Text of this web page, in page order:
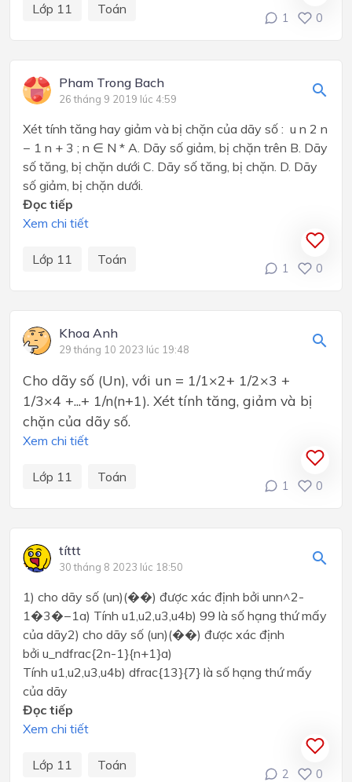
Lớp 11 Toán
1 0
Pham Trong Bach
26 tháng 9 2019 lúc 4:59
Xét tính tăng hay giảm và bị chặn của dãy số : u n 2 n
− 1 n + 3 ; n ∈ N * A. Dãy số giảm, bị chặn trên B. Dãy
số tăng, bị chặn dưới C. Dãy số tăng, bị chặn. D. Dãy
số giảm, bị chặn dưới.
Đọc tiếp
Xem chi tiết
Lớp 11 Toán
1 0
Khoa Anh
29 tháng 10 2023 lúc 19:48
Cho dãy số (Un), với un = 1/1×2+ 1/2×3 +
1/3×4 +...+ 1/n(n+1). Xét tính tăng, giảm và bị
chặn của dãy số.
Xem chi tiết
Lớp 11 Toán
1 0
títtt
30 tháng 8 2023 lúc 18:50
1) cho dãy số (un)(��) được xác định bởi unn^2-
1�3�−1a) Tính u1,u2,u3,u4b) 99 là số hạng thứ mấy
của dãy2) cho dãy số (un)(��) được xác định
bởi u_ndfrac{2n-1}{n+1}a)
Tính u1,u2,u3,u4b) dfrac{13}{7} là số hạng thứ mấy
của dãy
Đọc tiếp
Xem chi tiết
Lớp 11 Toán
2 0